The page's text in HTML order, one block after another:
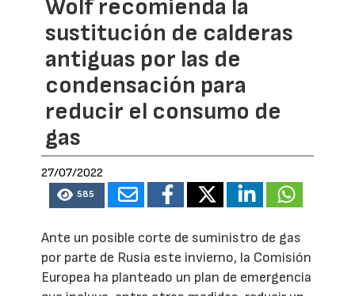
Wolf recomienda la
sustitución de calderas
antiguas por las de
condensación para
reducir el consumo de
gas
27/07/2022
585
Ante un posible corte de suministro de gas
por parte de Rusia este invierno, la Comisión
Europea ha planteado un plan de emergencia